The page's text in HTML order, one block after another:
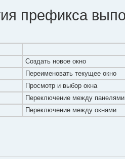
префикса
Создать новое окно
Переименовать текущее окно
Просмотр и выбор окна
Переключение между
Переключение между окнами